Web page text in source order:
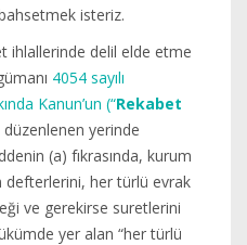
isteriz.
ihlallerinde delil elde etme
4054 sayılı
Kanun’un (“Rekabet
düzenlenen yerinde
(a) fıkrasında, kurum
defterlerini, her türlü evrak
ve gerekirse suretlerini
yer alan “her türlü